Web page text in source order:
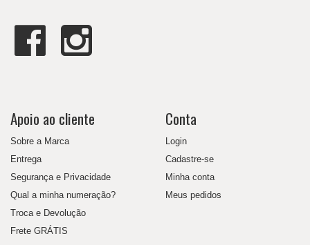
Apoio ao cliente
Sobre a Marca
Entrega
Segurança e Privacidade
Qual a minha numeração?
Troca e Devolução
Frete GRÁTIS
Conta
Login
Cadastre-se
Minha conta
Meus pedidos